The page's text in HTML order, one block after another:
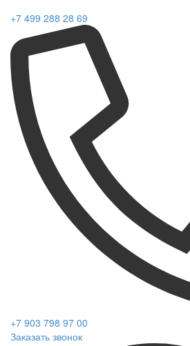
+7 499 288 28 69
+7 903 798 97 00
Заказать звонок